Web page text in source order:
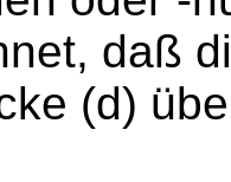
daß
(d)